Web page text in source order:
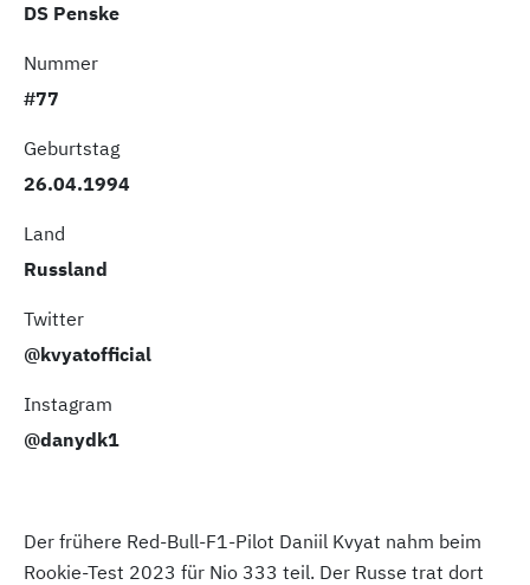
DS Penske
Nummer
#77
Geburtstag
26.04.1994
Land
Russland
Twitter
@kvyatofficial
Instagram
@danydk1
Der frühere Red-Bull-F1-Pilot Daniil Kvyat nahm beim
Rookie-Test 2023 für Nio 333 teil. Der Russe trat dort